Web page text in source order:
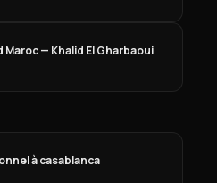
— Khalid El Gharbaoui
à casablanca